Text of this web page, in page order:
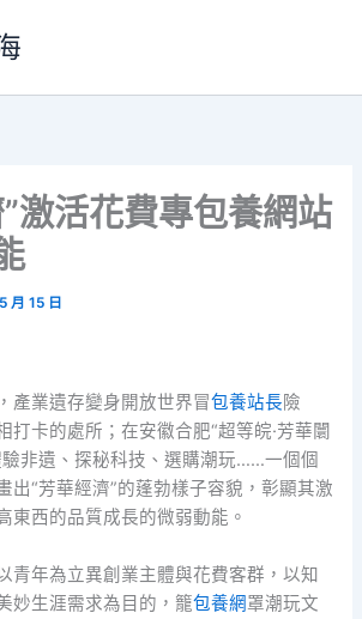
激活花費專包養網站
月 15 日
產業遺存變身開放世界冒包養站長險
打卡的處所；在安徽合肥“超等皖·芳華闤
非遺、探秘科技、選購潮玩……一個個
出“芳華經濟”的蓬勃樣子容貌，彰顯其激
東西的品質成長的微弱動能。
青年為立異創業主體與花費客群，以知
妙生涯需求為目的，籠包養網罩潮玩文